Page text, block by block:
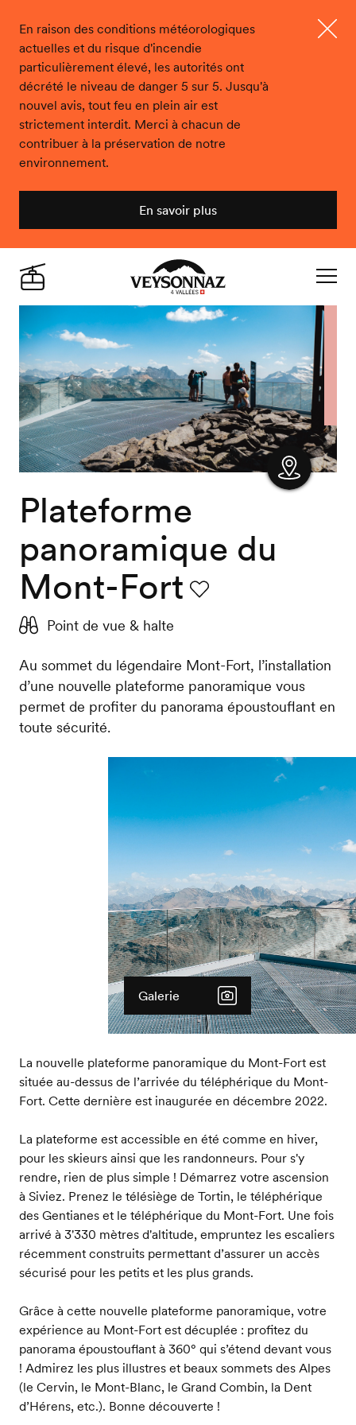
En raison des conditions météorologiques
actuelles et du risque d'incendie
particulièrement élevé, les autorités ont
décrété le niveau de danger 5 sur 5. Jusqu'à
nouvel avis, tout feu en plein air est
strictement interdit. Merci à chacun de
contribuer à la préservation de notre
environnement.
En savoir plus
Veysonnaz
Live
Plateforme
panoramique du
Mont-Fort
Point de vue & halte
Au sommet du légendaire Mont-Fort, l’installation
d’une nouvelle plateforme panoramique vous
permet de profiter du panorama époustouflant en
toute sécurité.
Galerie
La nouvelle plateforme panoramique du Mont-Fort est
située au-dessus de l’arrivée du téléphérique du Mont-
Fort. Cette dernière est inaugurée en décembre 2022.
La plateforme est accessible en été comme en hiver,
pour les skieurs ainsi que les randonneurs. Pour s'y
rendre, rien de plus simple ! Démarrez votre ascension
à Siviez. Prenez le télésiège de Tortin, le téléphérique
des Gentianes et le téléphérique du Mont-Fort. Une fois
arrivé à 3'330 mètres d'altitude, empruntez les escaliers
récemment construits permettant d’assurer un accès
sécurisé pour les petits et les plus grands.
Grâce à cette nouvelle plateforme panoramique, votre
expérience au Mont-Fort est décuplée : profitez du
panorama époustouflant à 360° qui s’étend devant vous
! Admirez les plus illustres et beaux sommets des Alpes
(le Cervin, le Mont-Blanc, le Grand Combin, la Dent
d’Hérens, etc.). Bonne découverte !